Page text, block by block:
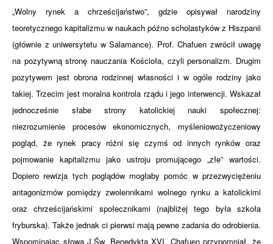
„Wolny rynek a chrześcijaństwo”, gdzie opisywał narodziny
teoretycznego kapitalizmu w naukach późno scholastyków z Hiszpanii
(głównie z uniwersytetu w Salamance). Prof. Chafuen zwrócił uwagę
na pozytywną stronę nauczania Kościoła, czyli personalizm. Drugim
pozytywem jest obrona rodzinnej własności i w ogóle rodziny jako
takiej. Trzecim jest moralna kontrola rządu i jego interwencji. Wskazał
jednocześnie słabe strony katolickiej nauki społecznej:
niezrozumienie procesów ekonomicznych, myśleniowożyczeniowy
pogląd, że rynek pracy różni się czymś od innych rynków oraz
pojmowanie kapitalizmu jako ustroju promującego „złe” wartości.
Dopiero rewizja tych poglądów mogłaby pomóc w przezwyciężeniu
antagonizmów pomiędzy zwolennikami wolnego rynku a katolickimi
oraz chrześcijańskimi społecznikami (najbliżej tego była szkoła
fryburska). Także jednak ci pierwsi mają pewne zadania do odrobienia.
Wspominając słowa J.Św. Benedykta XVI, Chafuen przypomniał, że